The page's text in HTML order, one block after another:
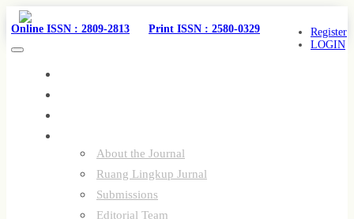
Quick
jump
to
page
Navigation
Main
Sidebar
Register
LOGIN
Online ISSN : 2809-2813 Print ISSN : 2580-0329
Toggle
About the Journal
Ruang Lingkup Jurnal
Submissions
Editorial Team